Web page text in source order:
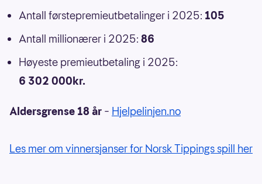
Antall førstepremieutbetalinger i 2025: 105
Antall millionærer i 2025: 86
Høyeste premieutbetaling i 2025:
6 302 000kr.
Aldersgrense 18 år – Hjelpelinjen.no
Les mer om vinnersjanser for Norsk Tippings spill her